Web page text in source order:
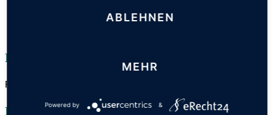
Haus Tannenberg
REGIONALE SAISONALE SPEZIALITÄTEN
Kontakt
ABLEHNEN
MEHR
Powered by &